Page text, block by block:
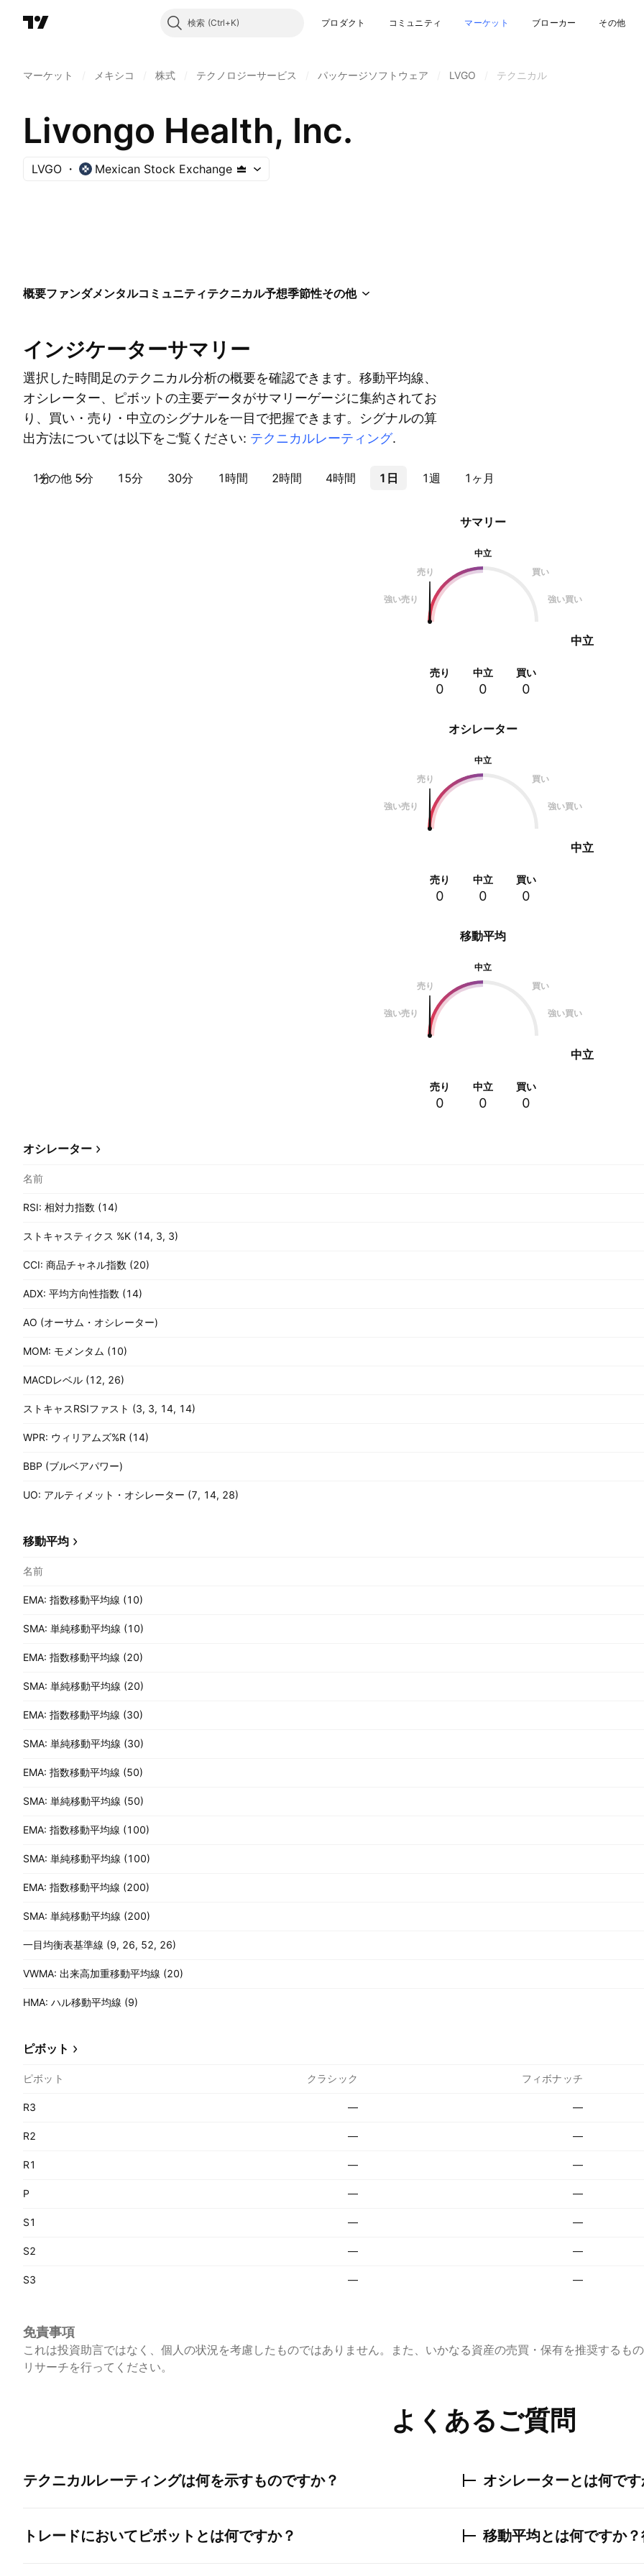
検索 プロダクト コミュニティ マーケット ブローカー その他
マーケット メキシコ 株式 テクノロジーサービス パッケージソフトウェア LVGO テクニカル
Livongo Health, Inc.
LVGO Mexican Stock Exchange
概要ファンダメンタルコミュニティテクニカル予想季節性その他
インジケーターサマリー
選択した時間足のテクニカル分析の概要を確認できます。移動平均線、
オシレーター、ピボットの主要データがサマリーゲージに集約されてお
り、買い・売り・中立のシグナルを一目で把握できます。シグナルの算
出方法については以下をご覧ください: テクニカルレーティング.
1分 5分 15分 30分 1時間 2時間 4時間 1日 1週 1ヶ月
その他
オシレーター
中立
売り
買い
強い売り 強い買い
中立
売り
0
中立
0
買い
0
サマリー
中立
売り
買い
強い売り 強い買い
中立
売り
0
中立
0
買い
0
移動平均
中立
売り
買い
強い売り 強い買い
中立
売り
0
中立
0
買い
0
オシレーター
名前
RSI: 相対力指数 (14)
ストキャスティクス %K (14, 3, 3)
CCI: 商品チャネル指数 (20)
ADX: 平均方向性指数 (14)
AO (オーサム・オシレーター)
MOM: モメンタム (10)
MACDレベル (12, 26)
ストキャスRSIファスト (3, 3, 14, 14)
WPR: ウィリアムズ%R (14)
BBP (ブルベアパワー)
UO: アルティメット・オシレーター (7, 14, 28)
移動平均
名前
EMA: 指数移動平均線 (10)
SMA: 単純移動平均線 (10)
EMA: 指数移動平均線 (20)
SMA: 単純移動平均線 (20)
EMA: 指数移動平均線 (30)
SMA: 単純移動平均線 (30)
EMA: 指数移動平均線 (50)
SMA: 単純移動平均線 (50)
EMA: 指数移動平均線 (100)
SMA: 単純移動平均線 (100)
EMA: 指数移動平均線 (200)
SMA: 単純移動平均線 (200)
一目均衡表基準線 (9, 26, 52, 26)
VWMA: 出来高加重移動平均線 (20)
HMA: ハル移動平均線 (9)
ピボット
ピボット クラシック フィボナッチ
R3 — —
R2 — —
R1 — —
P — —
S1 — —
S2 — —
S3 — —
免責事項
これは投資助言ではなく、個人の状況を考慮したものではありません。また、いかなる資産の売買・保有を推奨するもの
リサーチを行ってください。
よくあるご質問
テクニカルレーティングは何を示すものですか？
トレードにおいてピボットとは何ですか？
オシレーターとは何で
移動平均とは何ですか